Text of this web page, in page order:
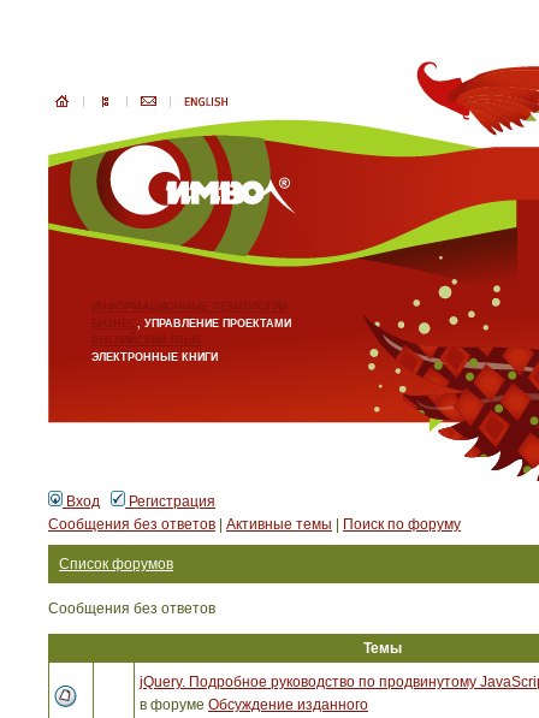
ИНФОРМАЦИОННЫЕ ТЕХНОЛОГИИ
БИЗНЕС, УПРАВЛЕНИЕ ПРОЕКТАМИ
АНГЛИЙСКИЙ ЯЗЫК
ЭЛЕКТРОННЫЕ КНИГИ
Вход
Регистрация
Сообщения без ответов
Активные темы Поиск по форуму
Список форумов
Сообщения без ответов
Темы
jQuery. Подробное руководство по продвинутому
в форуме Обсуждение изданного